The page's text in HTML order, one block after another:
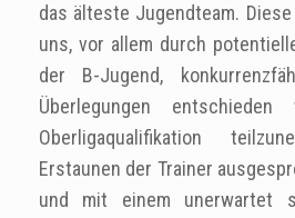
das älteste Jugendteam.
uns, vor allem durch
der B-Jugend,
Überlegungen
Oberligaqualifikation
Erstaunen der Trainer
und mit einem unerwartet